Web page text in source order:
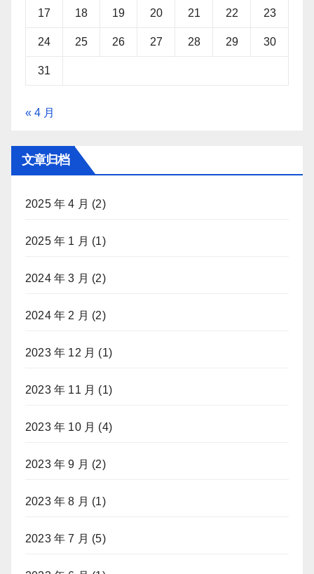
17 18 19 20 21 22 23
24 25 26 27 28 29 30
31
« 4 月
文章归档
2025 年 4 月 (2)
2025 年 1 月 (1)
2024 年 3 月 (2)
2024 年 2 月 (2)
2023 年 12 月 (1)
2023 年 11 月 (1)
2023 年 10 月 (4)
2023 年 9 月 (2)
2023 年 8 月 (1)
2023 年 7 月 (5)